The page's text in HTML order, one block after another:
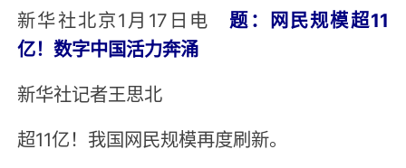
新华社北京1月17日电 题：网民规模超11
亿！数字中国活力奔涌
新华社记者王思北
超11亿！我国网民规模再度刷新。